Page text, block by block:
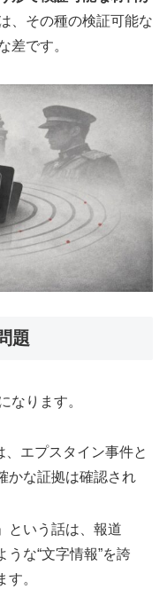
、その種の検証可能な
差です。
題
なります。
エプスタイン事件と
かな証拠は確認され
という話は、報道
うな“文字情報”を誇
。